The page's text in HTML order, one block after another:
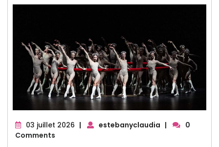
03 juillet 2026 03
| estebanyclaudia |
0
Comments